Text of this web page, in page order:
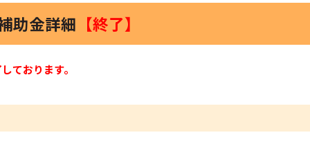
助金詳細 【終了】
ております。